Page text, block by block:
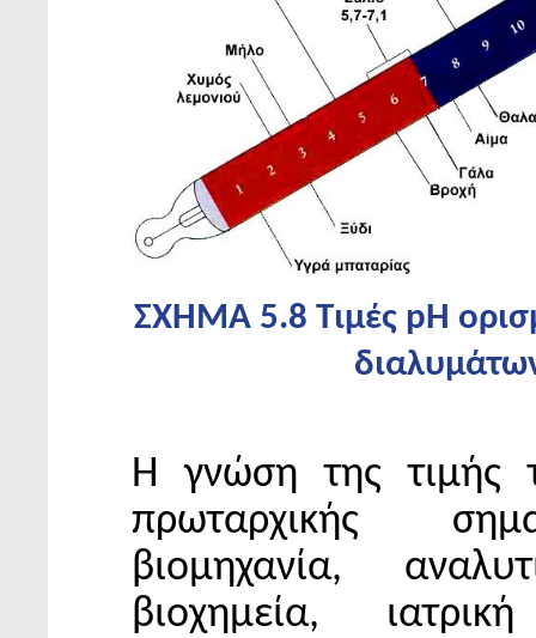
ΣΧΗΜΑ 5.8 Τιμές pH
Η γνώση της τιμής
πρωταρχικής
βιομηχανία,
βιοχημεία,